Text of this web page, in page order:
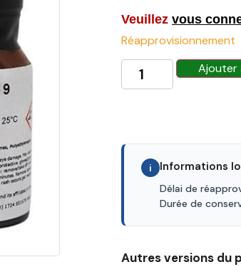
Veuillez vous
Réapprovisionnement
Ajouter
i Informations
Délai de
Durée de
Autres versions du